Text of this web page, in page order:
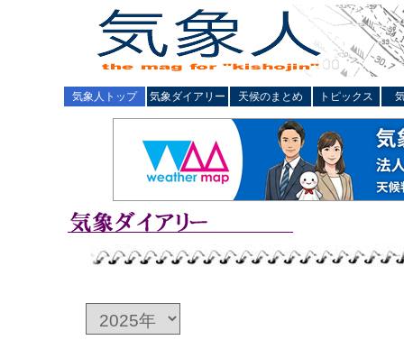
気象人トップ 気象ダイアリー 天候のまとめ トピックス